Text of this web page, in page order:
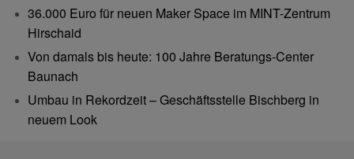
36.000 Euro für neuen Maker Space im MINT-Zentrum
Hirschaid
Von damals bis heute: 100 Jahre Beratungs-Center
Baunach
Umbau in Rekordzeit – Geschäftsstelle Bischberg in
neuem Look